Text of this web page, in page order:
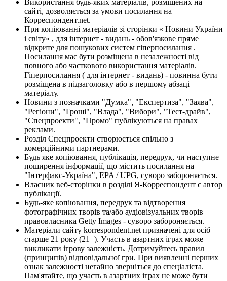
сайті, дозволяється за умови посилання на
Корреспондент.net.
При копіюванні матеріалів зі сторінки « Новини України
і світу» , для інтернет - видань - обов'язкове пряме
відкрите для пошукових систем гіперпосилання .
Посилання має бути розміщена в незалежності від
повного або часткового використання матеріалів.
Гіперпосилання ( для інтернет - видань) - повинна бути
розміщена в підзаголовку або в першому абзаці
матеріалу.
Новини з позначками "Думка", "Експертиза", "Заява",
"Регіони", "Гроші", "Влада", "Вибори", "Тест-драйв",
"Спецпроекти", "Промо" публікуються на правах
реклами.
Розділ Спецпроекти створюється спільно з
комерційними партнерами.
Будь яке копіювання, публікація, передрук, чи наступне
поширення інформації, що містить посилання на
"Інтерфакс-Україна", EPA / UPG, суворо забороняється.
Власник веб-сторінки в розділі Я-Корреспондент є автор
публікації.
Будь-яке копіювання, передрук та відтворення
фотографічних творів та/або аудіовізуальних творів
правовласника Getty Images - суворо забороняється.
Матеріали сайту korrespondent.net призначені для осіб
старше 21 року (21+). Участь в азартних іграх може
викликати ігрову залежність. Дотримуйтесь правил
(принципів) відповідальної гри. При виявленні перших
ознак залежності негайно зверніться до спеціаліста.
Пам'ятайте, що участь в азартних іграх не може бути